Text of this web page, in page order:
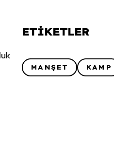
ETIKETLER
MANŞET KAMP